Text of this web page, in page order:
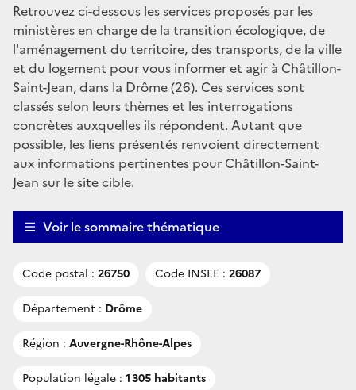
Retrouvez ci-dessous les services proposés par les
ministères en charge de la transition écologique, de
l'aménagement du territoire, des transports, de la ville
et du logement pour vous informer et agir à Châtillon-
Saint-Jean, dans la Drôme (26). Ces services sont
classés selon leurs thèmes et les interrogations
concrètes auxquelles ils répondent. Autant que
possible, les liens présentés renvoient directement
aux informations pertinentes pour Châtillon-Saint-
Jean sur le site cible.
Voir le sommaire thématique
Code postal : 26750 Code INSEE : 26087
Département : Drôme
Région : Auvergne-Rhône-Alpes
Population légale : 1 305 habitants